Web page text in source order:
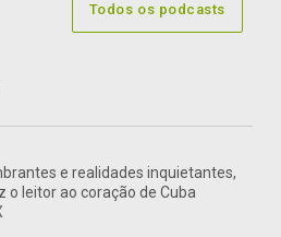
Todos os podcasts
e realidades inquietantes,
o leitor ao coração de Cuba